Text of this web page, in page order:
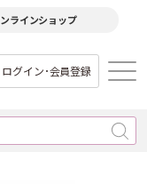
ラインショップ
ログイン･会員登録